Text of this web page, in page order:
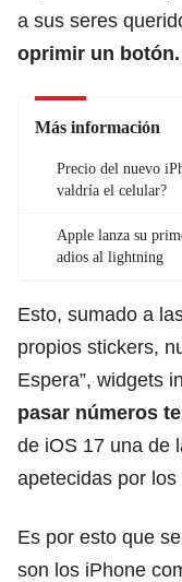
a sus seres
oprimir un botón.
Más información
Precio del nuevo
valdría el celular?
Apple lanza su
adios al lightning
Esto, sumado a
propios stickers,
Espera”, widgets
pasar números
de iOS 17 una de
apetecidas por
Es por esto que
son los iPhone